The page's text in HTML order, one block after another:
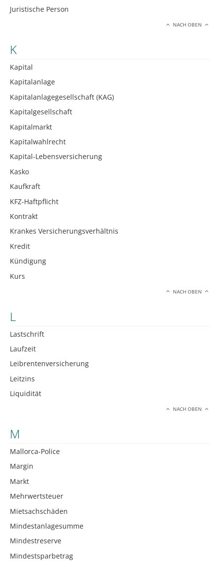
Juristische Person
NACH OBEN
K
Kapital
Kapitalanlage
Kapitalanlagegesellschaft (KAG)
Kapitalgesellschaft
Kapitalmarkt
Kapitalwahlrecht
Kapital-Lebensversicherung
Kasko
Kaufkraft
KFZ-Haftpflicht
Kontrakt
Krankes Versicherungsverhältnis
Kredit
Kündigung
Kurs
NACH OBEN
L
Lastschrift
Laufzeit
Leibrentenversicherung
Leitzins
Liquidität
NACH OBEN
M
Mallorca-Police
Margin
Markt
Mehrwertsteuer
Mietsachschäden
Mindestanlagesumme
Mindestreserve
Mindestsparbetrag